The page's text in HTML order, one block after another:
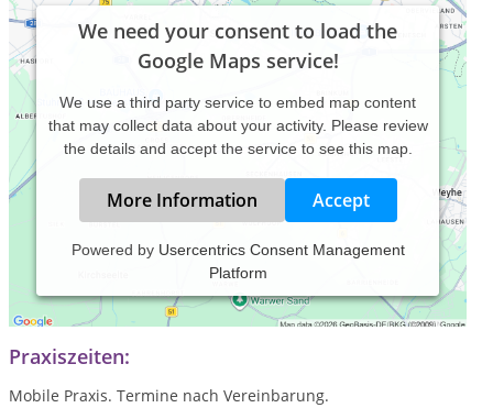
We need your consent to load the
Google Maps service!
We use a third party service to embed map content
that may collect data about your activity. Please review
the details and accept the service to see this map.
More Information Accept
Powered by Usercentrics Consent Management
Platform
Mobile Tierheilpraxis. Ich komme zu Ihnen und Ihr Tier kann
ohne Stress behandelt werden.
Praxiszeiten:
Mobile Praxis. Termine nach Vereinbarung.